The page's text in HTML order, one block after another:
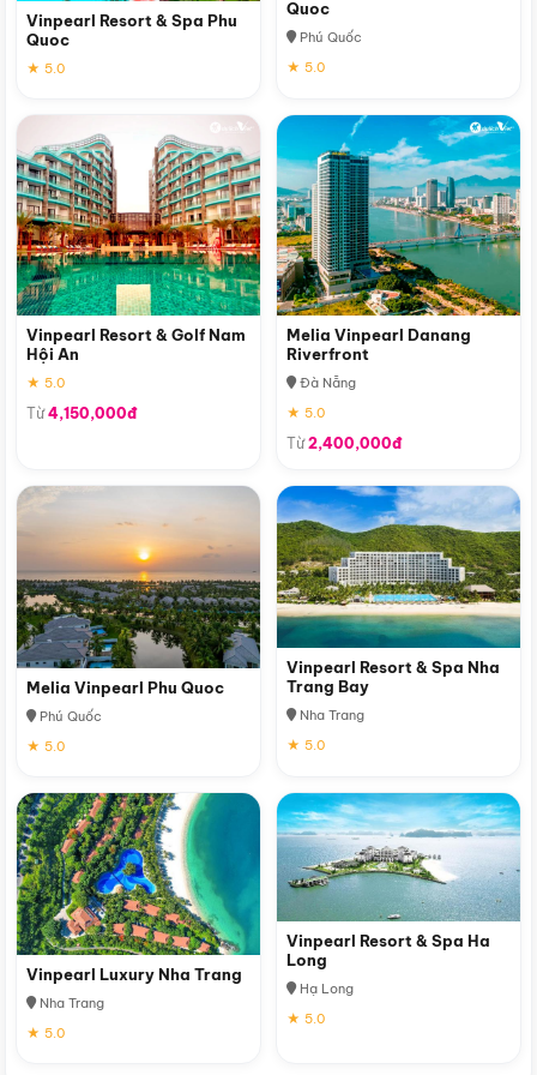
Vinpearl Resort & Spa Phu
Quoc
★ 5.0
Quoc
Phú Quốc
★ 5.0
Vinpearl Resort & Golf Nam
Hội An
★ 5.0
Từ4,150,000đ
Melia Vinpearl Danang
Riverfront
Đà Nẵng
★ 5.0
Từ2,400,000đ
Melia Vinpearl Phu Quoc
Phú Quốc
★ 5.0
Vinpearl Resort & Spa Nha
Trang Bay
Nha Trang
★ 5.0
Vinpearl Luxury Nha Trang
Nha Trang
★ 5.0
Vinpearl Resort & Spa Ha
Long
Hạ Long
★ 5.0